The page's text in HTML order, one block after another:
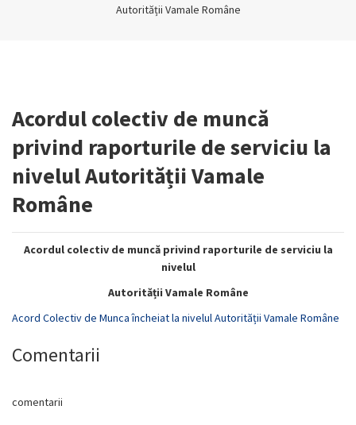
Autorității Vamale Române
Acordul colectiv de muncă
privind raporturile de serviciu la
nivelul Autorității Vamale
Române
Acordul colectiv de muncă privind raporturile de serviciu la
nivelul
Autorității Vamale Române
Acord Colectiv de Munca încheiat la nivelul Autorității Vamale Române
Comentarii
comentarii